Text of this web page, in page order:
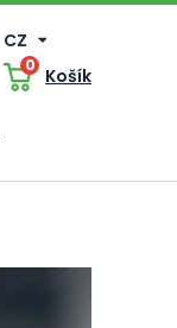
CZ
0 Košík